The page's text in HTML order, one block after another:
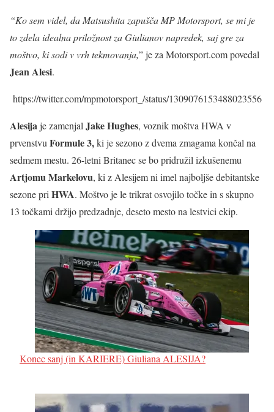
“Ko sem videl, da Matsushita zapušča MP Motorsport, se mi je
to zdela idealna priložnost za Giulianov napredek, saj gre za
moštvo, ki sodi v vrh tekmovanja,” je za Motorsport.com povedal
Jean Alesi.
https://twitter.com/mpmotorsport_/status/1309076153488023556
Alesijaje zamenjal Jake Hughes, voznik moštva HWA v
prvenstvu Formule 3,ki je sezono z dvema zmagama končal na
sedmem mestu. 26-letni Britanec se bo pridružil izkušenemu
Artjomu Markelovu, ki z Alesijem ni imel najboljše debitantske
sezone pri HWA. Moštvo je le trikrat osvojilo točke in s skupno
13 točkami držijo predzadnje, deseto mesto na lestvici ekip.
Konec sanj (in KARIERE) Giuliana ALESIJA?